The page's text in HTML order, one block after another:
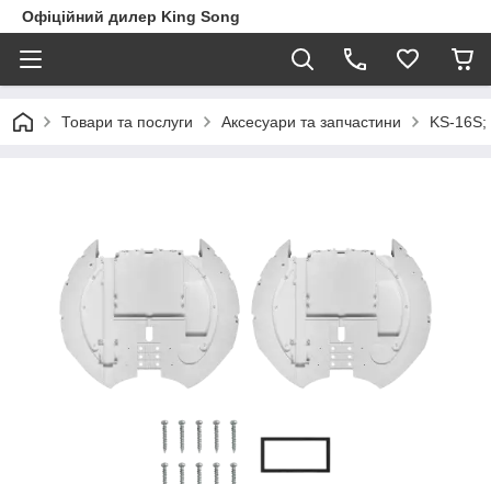
Офіційний дилер King Song
Товари та послуги Аксесуари та запчастини KS-16S;